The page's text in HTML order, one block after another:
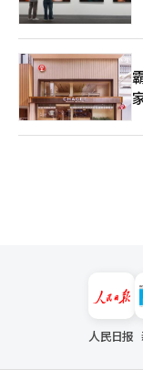
人民日报